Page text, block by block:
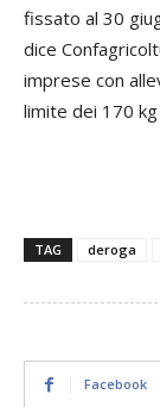
fissato al 30
dice
imprese con
limite dei 170
TAG deroga
Facebook